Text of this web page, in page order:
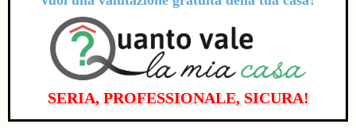
SERIA, PROFESSIONALE, SICURA!